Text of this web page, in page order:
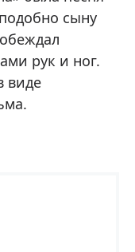
сыну
рук и ног.
виде